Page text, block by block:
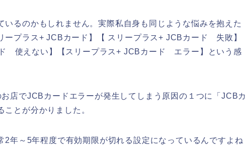
いるのかもしれません。実際私自身も同じような悩みを抱えた
ープラス+ JCBカード】【 スリープラス+ JCBカード 失敗】
ド 使えない】【スリープラス+ JCBカード エラー】という感
店でJCBカードエラーが発生してしまう原因の１つに「JCBカ
とが分かりました。
2年～5年程度で有効期限が切れる設定になっているんですよね